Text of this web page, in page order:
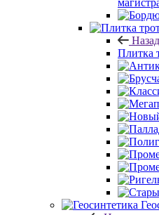
Назад
Плитка